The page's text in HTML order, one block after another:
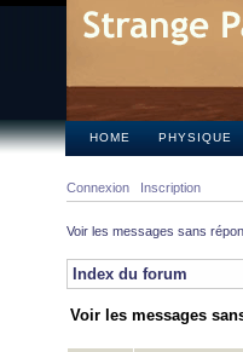
HOME PHYSIQUE
Connexion Inscription
Voir les messages sans
Index du forum
Voir les messages